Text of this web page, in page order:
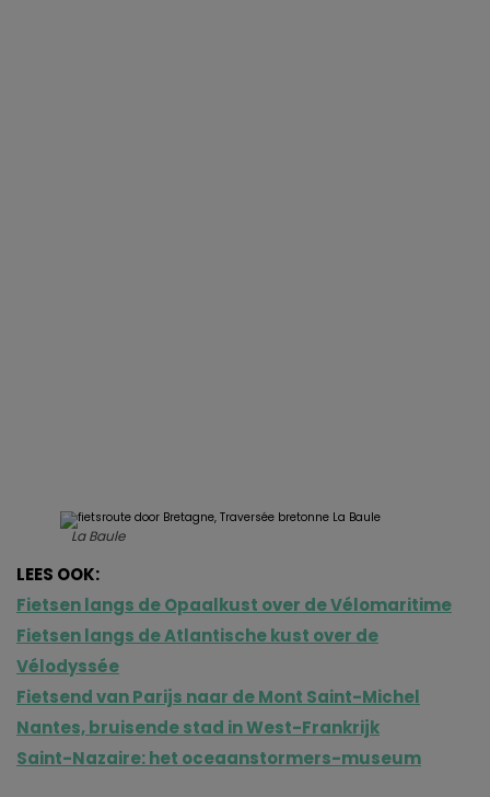
La Baule
LEES OOK:
Fietsen langs de Opaalkust over de Vélomaritime
Fietsen langs de Atlantische kust over de
Vélodyssée
Fietsend van Parijs naar de Mont Saint-Michel
Nantes, bruisende stad in West-Frankrijk
Saint-Nazaire: het oceaanstormers-museum